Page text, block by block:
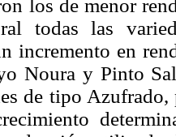
los de menor
todas las
incremento en
Noura y Pinto
de tipo